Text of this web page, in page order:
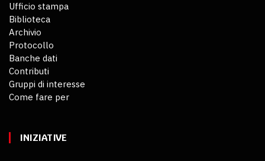
Ufficio stampa
Biblioteca
Archivio
Protocollo
Banche dati
Contributi
Gruppi di interesse
Come fare per
INIZIATIVE